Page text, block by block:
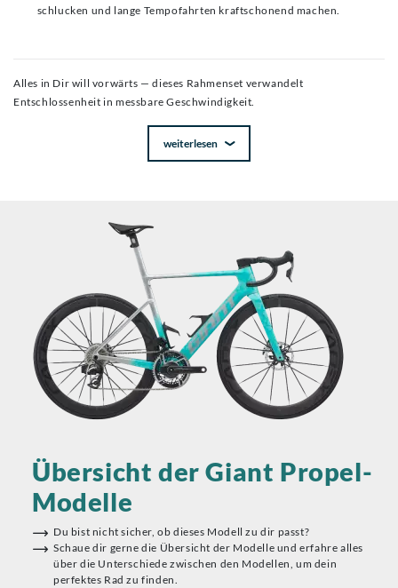
schlucken und lange Tempofahrten kraftschonend machen.
Alles in Dir will vorwärts — dieses Rahmenset verwandelt
Entschlossenheit in messbare Geschwindigkeit.
weiterlesen
Übersicht der Giant Propel-
Modelle
Du bist nicht sicher, ob dieses Modell zu dir passt?
Schaue dir gerne die Übersicht der Modelle und erfahre alles
über die Unterschiede zwischen den Modellen, um dein
perfektes Rad zu finden.